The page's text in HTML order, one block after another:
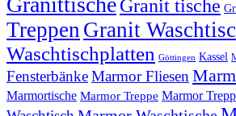
Granit tische
Treppen Granit
Waschtischplatten Göttingen Kassel
FensterbänkeMarmor Fliesen
Marmortische Marmor Treppe Marmor